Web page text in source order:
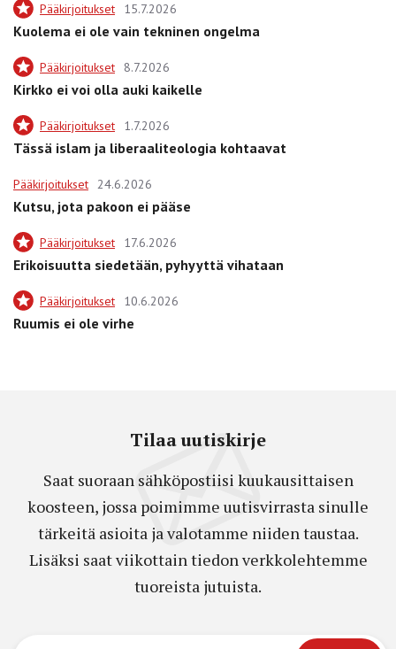
Pääkirjoitukset 15.7.2026
Kuolema ei ole vain tekninen ongelma
Pääkirjoitukset 8.7.2026
Kirkko ei voi olla auki kaikelle
Pääkirjoitukset 1.7.2026
Tässä islam ja liberaaliteologia kohtaavat
Pääkirjoitukset 24.6.2026
Kutsu, jota pakoon ei pääse
Pääkirjoitukset 17.6.2026
Erikoisuutta siedetään, pyhyyttä vihataan
Pääkirjoitukset 10.6.2026
Ruumis ei ole virhe
Tilaa uutiskirje
Saat suoraan sähköpostiisi kuukausittaisen
koosteen, jossa poimimme uutisvirrasta sinulle
tärkeitä asioita ja valotamme niiden taustaa.
Lisäksi saat viikottain tiedon verkkolehtemme
tuoreista jutuista.